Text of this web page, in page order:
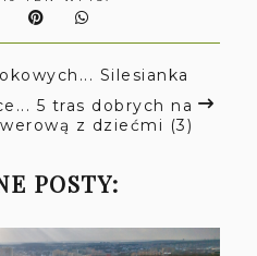
Silesianka
5 tras dobrych na
z dziećmi (3)
POSTY: